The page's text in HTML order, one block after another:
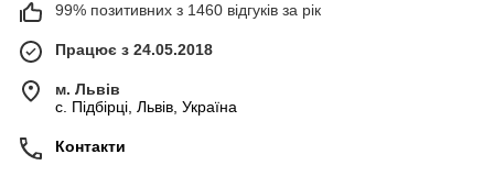
99% позитивних з 1460 відгуків за рік
Працює з 24.05.2018
м. Львів
c. Підбірці, Львів, Україна
Контакти